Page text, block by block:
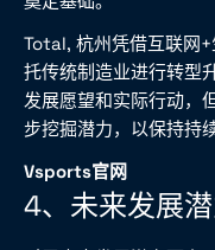
Total, 杭州凭借互联网
托传统制造业进行转型
发展愿望和实际行动，
步挖掘潜力，以保持持
Vsports官网
4、未来发展